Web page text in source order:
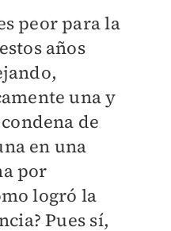
peor para la
años
una y
de
en una
por
logró la
Pues sí,